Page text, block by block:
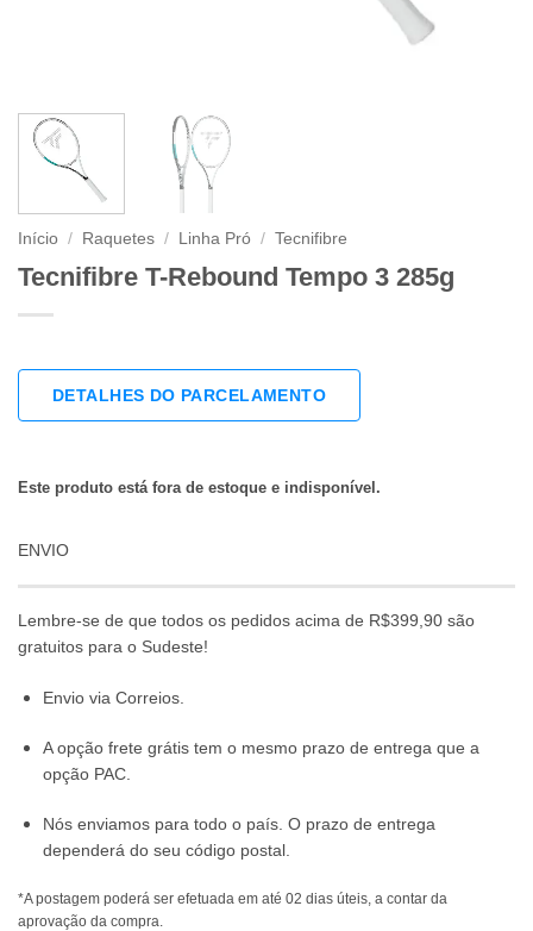
Início / Raquetes / Linha Pró / Tecnifibre
Tecnifibre T-Rebound Tempo 3 285g
DETALHES DO PARCELAMENTO
Este produto está fora de estoque e indisponível.
ENVIO
Lembre-se de que todos os pedidos acima de R$399,90 são
gratuitos para o Sudeste!
Envio via Correios.
A opção frete grátis tem o mesmo prazo de entrega que a
opção PAC.
Nós enviamos para todo o país. O prazo de entrega
dependerá do seu código postal.
*A postagem poderá ser efetuada em até 02 dias úteis, a contar da
aprovação da compra.